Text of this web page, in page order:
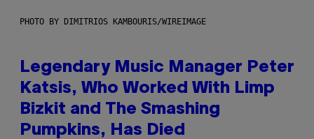
PHOTO BY DIMITRIOS KAMBOURIS/WIREIMAGE
Legendary Music Manager Peter
Katsis, Who Worked With Limp
Bizkit and The Smashing
Pumpkins, Has Died